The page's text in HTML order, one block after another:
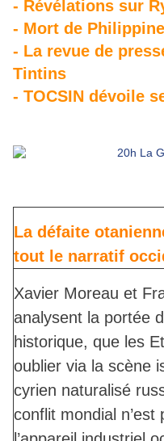
- Révélations sur
- Mort de Philippine
- La revue de
Tintins
- TOCSIN dévoile
La défaite
tout le narratif
Xavier Moreau et
analysent la portée
historique, que les
oublier via la scène
cyrien naturalisé
conflit mondial